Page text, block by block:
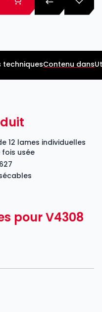
techniquesContenu dans
12 lames individuelles
usée
pour V4308